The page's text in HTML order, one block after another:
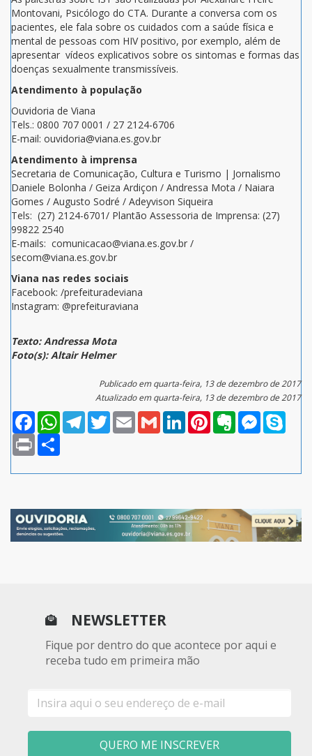
Montovani, Psicólogo do CTA. Durante a conversa com os
pacientes, ele fala sobre os cuidados com a saúde física e
mental de pessoas com HIV positivo, por exemplo, além de
apresentar vídeos explicativos sobre os sintomas e formas das
doenças sexualmente transmissíveis.
Atendimento à população
Ouvidoria de Viana
Tels.: 0800 707 0001 / 27 2124-6706
E-mail: ouvidoria@viana.es.gov.br
Atendimento à imprensa
Secretaria de Comunicação, Cultura e Turismo | Jornalismo
Daniele Bolonha / Geiza Ardiçon / Andressa Mota / Naiara
Gomes / Augusto Sodré / Adeyvison Siqueira
Tels: (27) 2124-6701/ Plantão Assessoria de Imprensa: (27)
99822 2540
E-mails: comunicacao@viana.es.gov.br /
secom@viana.es.gov.br
Viana nas redes sociais
Facebook: /prefeituradeviana
Instagram: @prefeituraviana
Texto: Andressa Mota
Foto(s): Altair Helmer
Publicado em quarta-feira, 13 de dezembro de 2017
Atualizado em quarta-feira, 13 de dezembro de 2017
FacebookWhatsAppTelegramTwitterEmail Gmail LinkedInPinterestEvernoteMessenger
Print
NEWSLETTER
Fique por dentro do que acontece por aqui e
receba tudo em primeira mão
mail
QUERO ME INSCREVER